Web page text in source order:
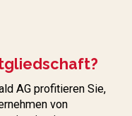
AG profitieren Sie,
von